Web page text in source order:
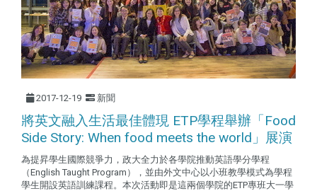
2017-12-19 新聞
將英文融入生活最佳體現 ETP學程舉辦「Food
Side Story: When food meets the world」展演
為提昇學生國際競爭力，政大全力於各學院推動英語學分學程
（English Taught Program），並由外文中心以小班教學模式為學程
學生開設英語訓練課程。本次活動即是這兩個學院的ETP專班大一學